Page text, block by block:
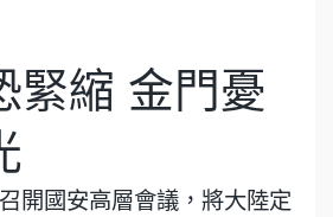
緊縮 金門憂
開國安高層會議，將大陸定